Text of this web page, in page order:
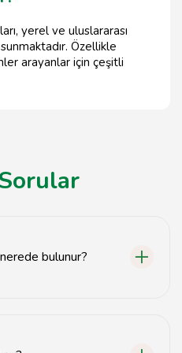
yerel ve uluslararası
Özellikle
arayanlar için çeşitli
bulunur?